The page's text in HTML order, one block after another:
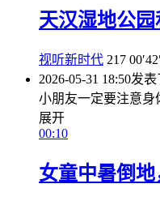
天汉湿地公
视听新时代 217
2026-05-31 18:50发表
小朋友一定要注意身
展开
00:10
女童中暑倒